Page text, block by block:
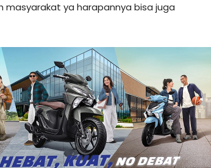
ya harapannya bisa juga